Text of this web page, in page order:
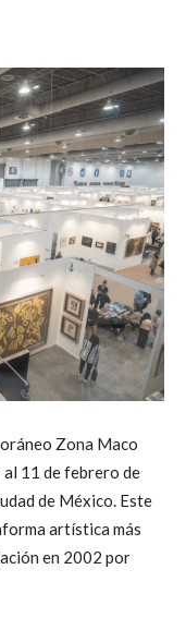
Zona Maco
11 de febrero de
de México. Este
artística más
en 2002 por